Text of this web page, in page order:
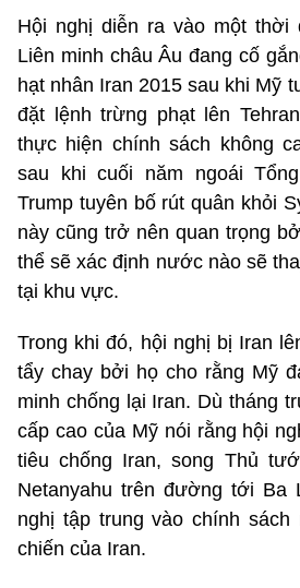
Hội nghị diễn ra vào một thời
Liên minh châu Âu đang cố
hạt nhân Iran 2015 sau khi Mỹ
đặt lệnh trừng phạt lên
thực hiện chính sách không
sau khi cuối năm ngoái
Trump tuyên bố rút quân khỏi
này cũng trở nên quan trọng
thể sẽ xác định nước nào sẽ
tại khu vực.
Trong khi đó, hội nghị bị Iran
tẩy chay bởi họ cho rằng Mỹ
minh chống lại Iran. Dù tháng
cấp cao của Mỹ nói rằng hội
tiêu chống Iran, song Thủ
Netanyahu trên đường tới Ba
nghị tập trung vào chính
chiến của Iran.